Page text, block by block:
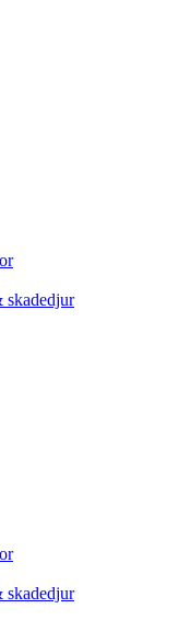
skadedjur
skadedjur